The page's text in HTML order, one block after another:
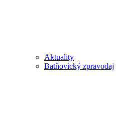
Aktuality
Batňovický zpravodaj